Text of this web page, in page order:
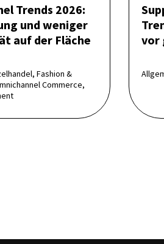
Trends 2026:
und weniger
auf der Fläche
Fashion &
Commerce,
vor